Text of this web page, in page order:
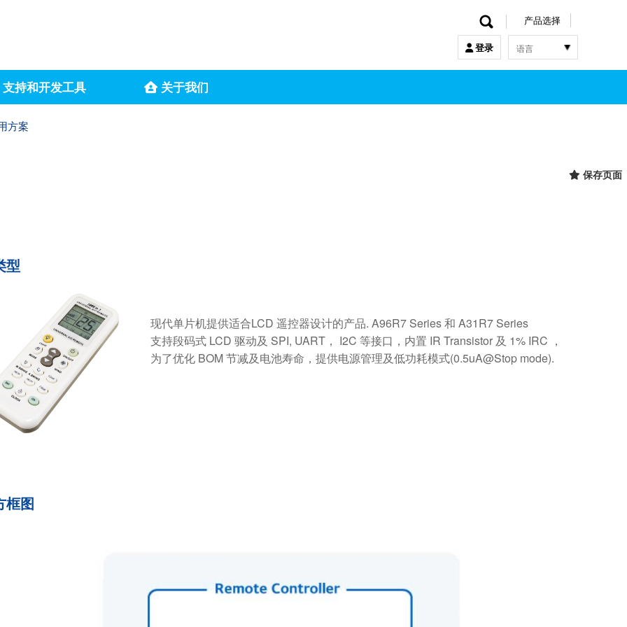
产品选择
登录 语言
한국어
中文
持和开发工具 关于我们
方案
保存页面
型
现代单片机提供适合LCD 遥控器设计的产品. A96R7 Series 和 A31R7 Series
支持段码式 LCD 驱动及 SPI, UART， I2C 等接口，内置 IR Transistor 及 1% IRC ，
为了优化 BOM 节减及电池寿命，提供电源管理及低功耗模式(0.5uA@Stop mode).
框图